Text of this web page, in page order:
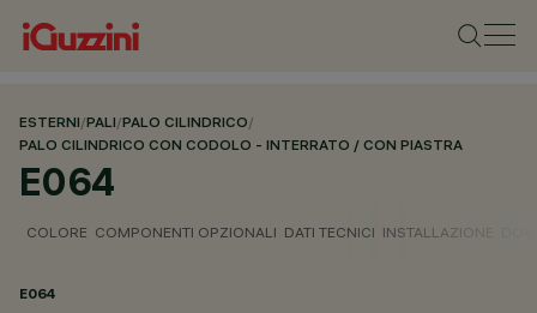
ESTERNI/PALI/PALO CILINDRICO/
PALO CILINDRICO CON CODOLO - INTERRATO / CON PIASTRA
E064
COLORE COMPONENTI OPZIONALI DATI TECNICI INSTALLAZIONE
E064